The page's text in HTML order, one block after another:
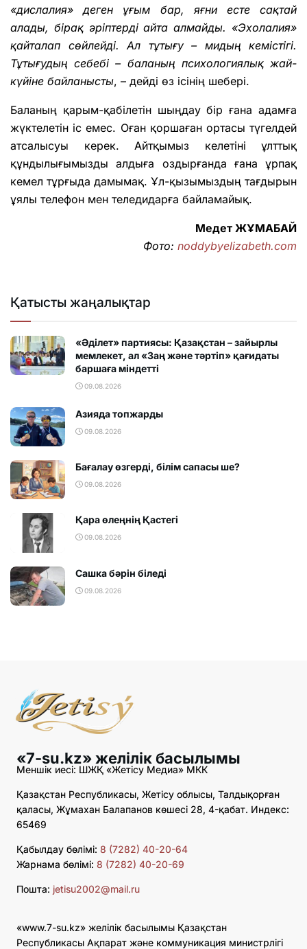
«дислалия» деген ұғым бар, яғни есте сақтай
алады, бірақ әріптерді айта алмайды. «Эхолалия»
қайталап сөйлейді. Ал тұтығу – мидың кемістігі.
Тұтығудың себебі – баланың психологиялық жай-
күйіне байланысты, – дейді өз ісінің шебері.
Баланың қарым-қабілетін шыңдау бір ғана адамға
жүктелетін іс емес. Оған қоршаған ортасы түгелдей
атсалысуы керек. Айтқымыз келетіні ұлттық
құндылығымызды алдыға оздырғанда ғана ұрпақ
кемел тұрғыда дамымақ. Ұл-қызымыздың тағдырын
ұялы телефон мен теледидарға байламайық.
Медет ЖҰМАБАЙ
Фото: noddybyelizabeth.com
Қатысты жаңалықтар
«Әділет» партиясы: Қазақстан – зайырлы
мемлекет, ал «Заң және тәртіп» қағидаты
баршаға міндетті
09.08.2026
Азияда топжарды
09.08.2026
Бағалау өзгерді, білім сапасы ше?
09.08.2026
Қара өлеңнің Қастегі
09.08.2026
Сашка бәрін біледі
09.08.2026
«7-su.kz» желілік басылымы
Меншік иесі: ШЖҚ «Жетісу Медиа» МКК
Қазақстан Республикасы, Жетісу облысы, Талдықорған
қаласы, Жұмахан Балапанов көшесі 28, 4-қабат. Индекс:
65469
Қабылдау бөлімі: 8 (7282) 40-20-64
Жарнама бөлімі: 8 (7282) 40-20-69
Пошта: jetisu2002@mail.ru
«www.7-su.kz» желілік басылымы Қазақстан
Республикасы Ақпарат және коммуникация министрлігі